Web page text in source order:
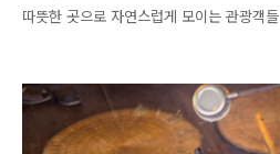
따뜻한 곳으로 자연스럽게 모이는 관광객들